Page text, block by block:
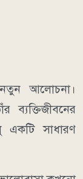
আলোচনা।
সাধারণ